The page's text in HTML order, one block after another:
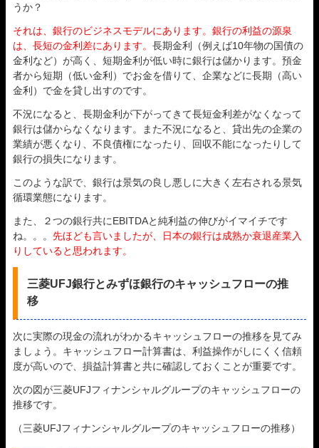
うか？
それは、銀行のビジネスモデルにあります。銀行の利益の源泉
は、長短の金利差にあります。 長期金利（例えば10年物の国債の
金利など）が高く、短期金利が低い時に銀行は儲かります。預金
者から短期（低い金利）でお金を借りて、企業などに長期（高い
金利）で金を貸し出すのです。
不況になると、長期金利が下がってきて長短金利差がなくなって
銀行は儲からなくなります。また不況になると、貸出先の企業の
業績が悪くなり、不良債権になったり、回収不能になったりして
銀行の損失になります。
このような訳で、銀行は景気の良し悪しに大きく左右される景気
循環業態になります。
また、２つの銀行共にEBITDAと純利益の伸びがイマイチです
ね。。。 先ほども言いましたが、日本の銀行は成熟か衰退産業入
りしていると思われます。
三菱UFJ銀行とみずほ銀行のキャッシュフローの推
移
次に実際の現金の流れがわかるキャッシュフローの推移を見てみ
ましょう。キャッシュフロー計算書は、利益操作がしにくく信頼
度が高いので、損益計算書と共に確認しておくことが重要です。
次の図が三菱UFJフィナンシャルグループのキャッシュフローの
推移です。
（三菱UFJフィナンシャルグループのキャッシュフローの推移）